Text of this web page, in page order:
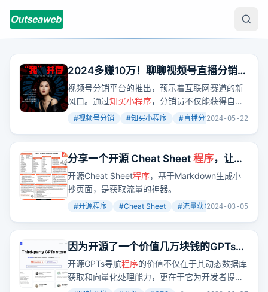
2024多赚10万！聊聊视频号直播分销与
知买小程序这件大事
视频号分销平台的推出，预示着互联网赛道的新
风口。通过知买小程序，分销员不仅能获得自购
省钱的优惠，还能通过分享直播间赚取佣金。平
分销员提供丰富的商品资源。
#视频号分销 #知买小程序 #直播分销 +3
2024-05-22
分享一个开源 Cheat Sheet 程序，让你
可以快速做任何主题的 Cheat Sheet 网
站
开源Cheat Sheet程序，基于Markdown生成小
抄页面，是获取流量的神器。
#开源程序 #Cheat Sheet #流量获取 +3
2024-03-05
因为开源了一个价值几万块钱的GPTs导
航程序，他出海第一周就有收入了
开源GPTs导航程序的价值不仅在于其动态数据库
获取和向量化处理能力，更在于它为开发者提供
了一个可以快速部署并获取商业赞助的平台。想